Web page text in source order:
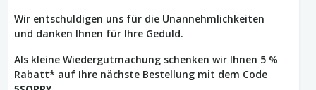
Wir entschuldigen uns für die Unannehmlichkeiten
und danken Ihnen für Ihre Geduld.
Als kleine Wiedergutmachung schenken wir Ihnen 5 %
Rabatt* auf Ihre nächste Bestellung mit dem Code